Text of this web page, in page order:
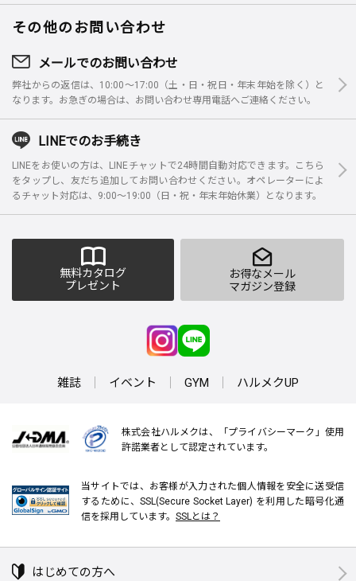
その他のお問い合わせ
メールでのお問い合わせ
弊社からの返信は、10:00～17:00（土・日・祝日・年末年始を除く）と
なります。お急ぎの場合は、お問い合わせ専用電話へご連絡ください。
LINEでのお手続き
LINEをお使いの方は、LINEチャットで24時間自動対応できます。こちら
をタップし、友だち追加してお問い合わせください。オペレーターによ
るチャット対応は、9:00～19:00（日・祝・年末年始休業）となります。
無料カタログ
プレゼント
お得なメール
マガジン登録
雑誌 イベント GYM ハルメクUP
株式会社ハルメクは、「プライバシーマーク」使用
許諾業者として認定されています。
当サイトでは、お客様が入力された個人情報を安全に送受信
するために、SSL(Secure Socket Layer) を利用した暗号化通
信を採用しています。 SSLとは？
はじめての方へ